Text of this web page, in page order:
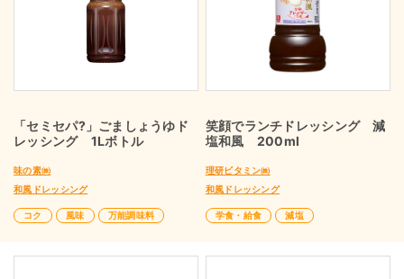
「セミセパ?」ごましょうゆド
レッシング 1Lボトル
味の素㈱
和風ドレッシング
コク 風味 万能調味料
笑顔でランチドレッシング 減
塩和風 200ml
理研ビタミン㈱
和風ドレッシング
学食・給食 減塩